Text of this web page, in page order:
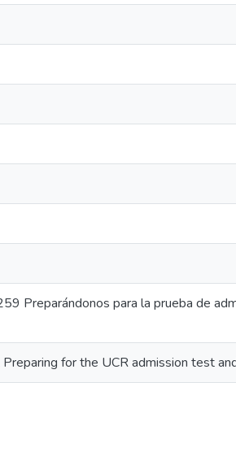
Preparándonos para la prueba de
for the UCR admission test